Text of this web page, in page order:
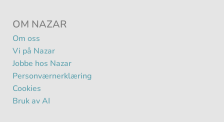
OM NAZAR
Om oss
Vi på Nazar
Jobbe hos Nazar
Personværnerklæring
Cookies
Bruk av AI